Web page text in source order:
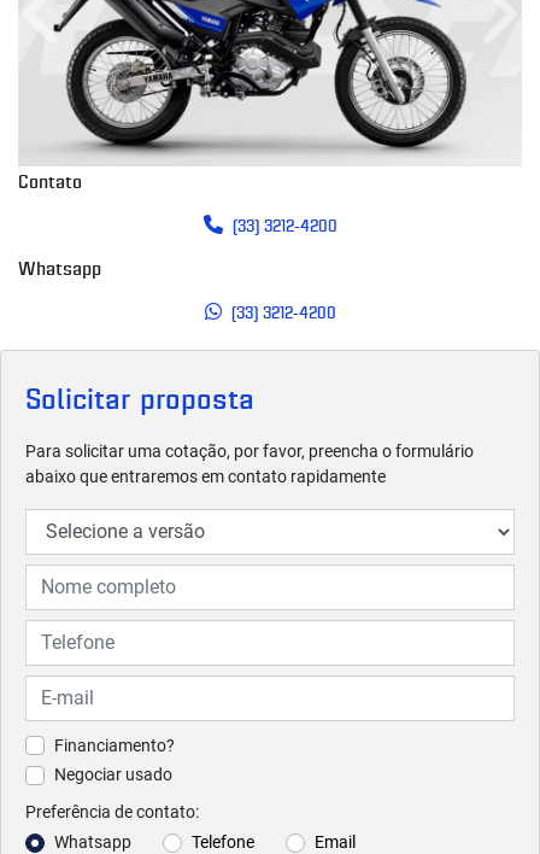
Solicitar proposta
Para solicitar uma cotação, por favor, preencha o formulário
abaixo que entraremos em contato rapidamente
Financiamento?
Negociar usado
Preferência de contato:
Whatsapp
Telefone Email
Anterior
Contato
(33) 3212-4200
Whatsapp
(33) 3212-4200